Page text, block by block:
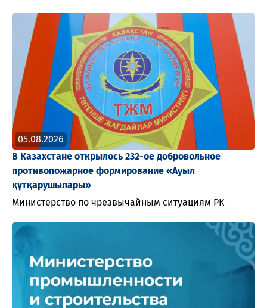
05.08.2026
В Казахстане открылось 232-ое добровольное
противопожарное формирование «Ауыл
құтқарушылары»
Министерство по чрезвычайным ситуациям РК